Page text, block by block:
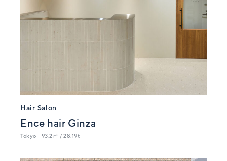
Hair Salon
Ence hair Ginza
Tokyo 93.2㎡ / 28.19t